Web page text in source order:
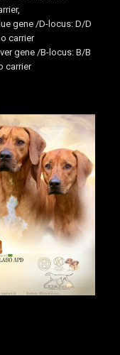
gene /D-locus: D/D
carrier
gene /B-locus: B/B
carrier